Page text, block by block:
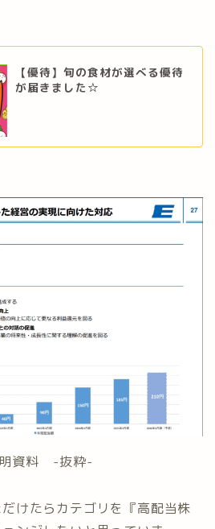
【優待】旬の食材が選べる優待
が届きました☆
資料 -抜粋-
けたらカテゴリを『高配当株